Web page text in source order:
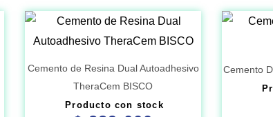
Cemento de Resina Dual Autoadhesivo
TheraCem BISCO
Producto con stock
Cemento